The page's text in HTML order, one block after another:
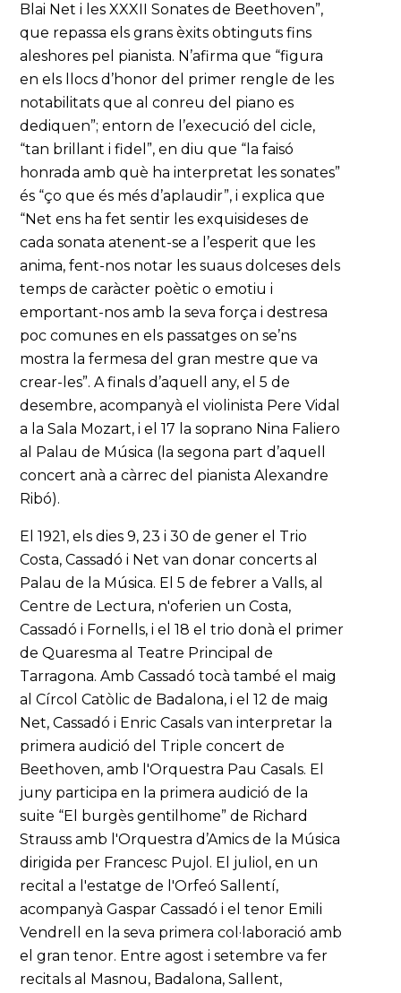
Blai Net i les XXXII Sonates de Beethoven”,
que repassa els grans èxits obtinguts fins
aleshores pel pianista. N’afirma que “figura
en els llocs d’honor del primer rengle de les
notabilitats que al conreu del piano es
dediquen”; entorn de l’execució del cicle,
“tan brillant i fidel”, en diu que “la faisó
honrada amb què ha interpretat les sonates”
és “ço que és més d’aplaudir”, i explica que
“Net ens ha fet sentir les exquisideses de
cada sonata atenent-se a l’esperit que les
anima, fent-nos notar les suaus dolceses dels
temps de caràcter poètic o emotiu i
emportant-nos amb la seva força i destresa
poc comunes en els passatges on se’ns
mostra la fermesa del gran mestre que va
crear-les”. A finals d’aquell any, el 5 de
desembre, acompanyà el violinista Pere Vidal
a la Sala Mozart, i el 17 la soprano Nina Faliero
al Palau de Música (la segona part d’aquell
concert anà a càrrec del pianista Alexandre
Ribó).
El 1921, els dies 9, 23 i 30 de gener el Trio
Costa, Cassadó i Net van donar concerts al
Palau de la Música. El 5 de febrer a Valls, al
Centre de Lectura, n'oferien un Costa,
Cassadó i Fornells, i el 18 el trio donà el primer
de Quaresma al Teatre Principal de
Tarragona. Amb Cassadó tocà també el maig
al Círcol Catòlic de Badalona, i el 12 de maig
Net, Cassadó i Enric Casals van interpretar la
primera audició del Triple concert de
Beethoven, amb l'Orquestra Pau Casals. El
juny participa en la primera audició de la
suite “El burgès gentilhome” de Richard
Strauss amb l'Orquestra d’Amics de la Música
dirigida per Francesc Pujol. El juliol, en un
recital a l'estatge de l'Orfeó Sallentí,
acompanyà Gaspar Cassadó i el tenor Emili
Vendrell en la seva primera col·laboració amb
el gran tenor. Entre agost i setembre va fer
recitals al Masnou, Badalona, Sallent,